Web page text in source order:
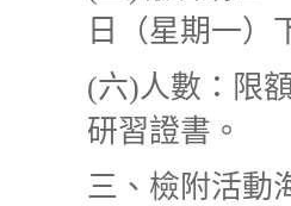
日（星期一）
(六)人數：限
研習證書。
三、檢附活動